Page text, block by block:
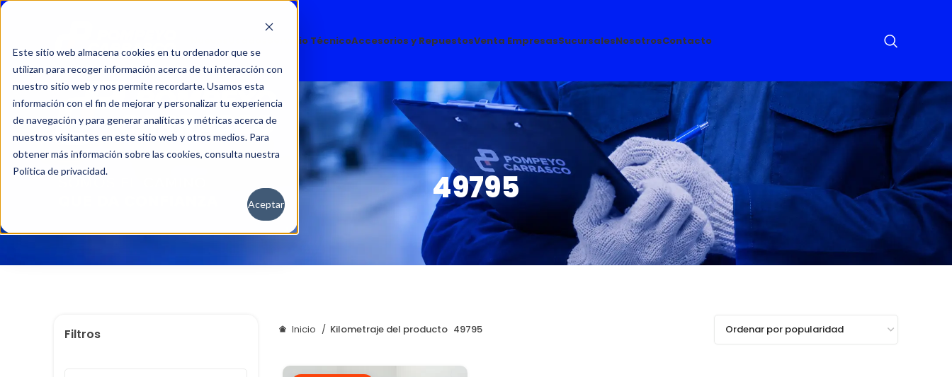
Este sitio web almacena cookies en tu ordenador que se
utilizan para recoger información acerca de tu interacción con
nuestro sitio web y nos permite recordarte. Usamos esta
información con el fin de mejorar y personalizar tu experiencia
de navegación y para generar analíticas y métricas acerca de
nuestros visitantes en este sitio web y otros medios. Para
obtener más información sobre las cookies, consulta nuestra
Política de privacidad.
Aceptar
Servicio TécnicoAccesorios y RepuestosVenta EmpresasSucursalesNosotrosContacto
49795
Inicio Kilometraje del producto 49795